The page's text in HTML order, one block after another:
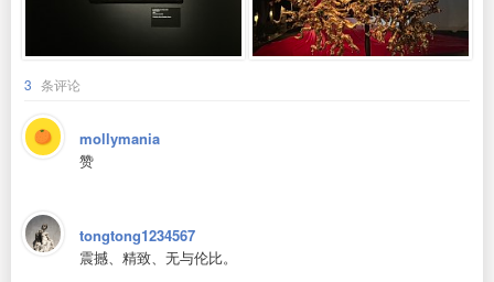
3 条评论
mollymania
赞
tongtong1234567
震撼、精致、无与伦比。